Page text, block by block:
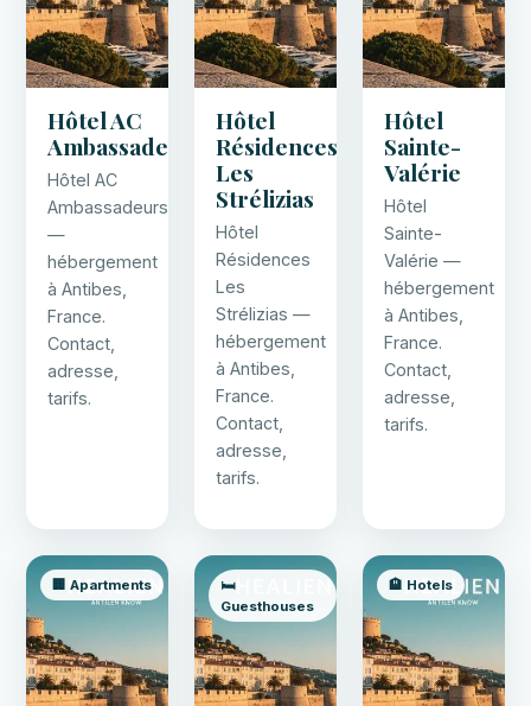
Hôtel AC
Ambassadeurs
Hôtel AC
Ambassadeurs
—
hébergement
à Antibes,
France.
Contact,
adresse,
tarifs.
Hôtel
Résidences
Les
Strélizias
Hôtel
Résidences
Les
Strélizias —
hébergement
à Antibes,
France.
Contact,
adresse,
tarifs.
Hôtel
Sainte-
Valérie
Hôtel
Sainte-
Valérie —
hébergement
à Antibes,
France.
Contact,
adresse,
tarifs.
🏢 Apartments
🛏️
Guesthouses
🏨 Hotels